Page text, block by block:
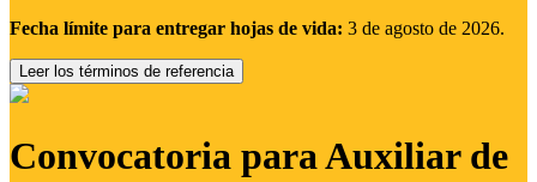
Fecha límite para entregar hojas de vida: 3 de agosto de 2026.
Leer los términos de referencia
Convocatoria para Auxiliar de